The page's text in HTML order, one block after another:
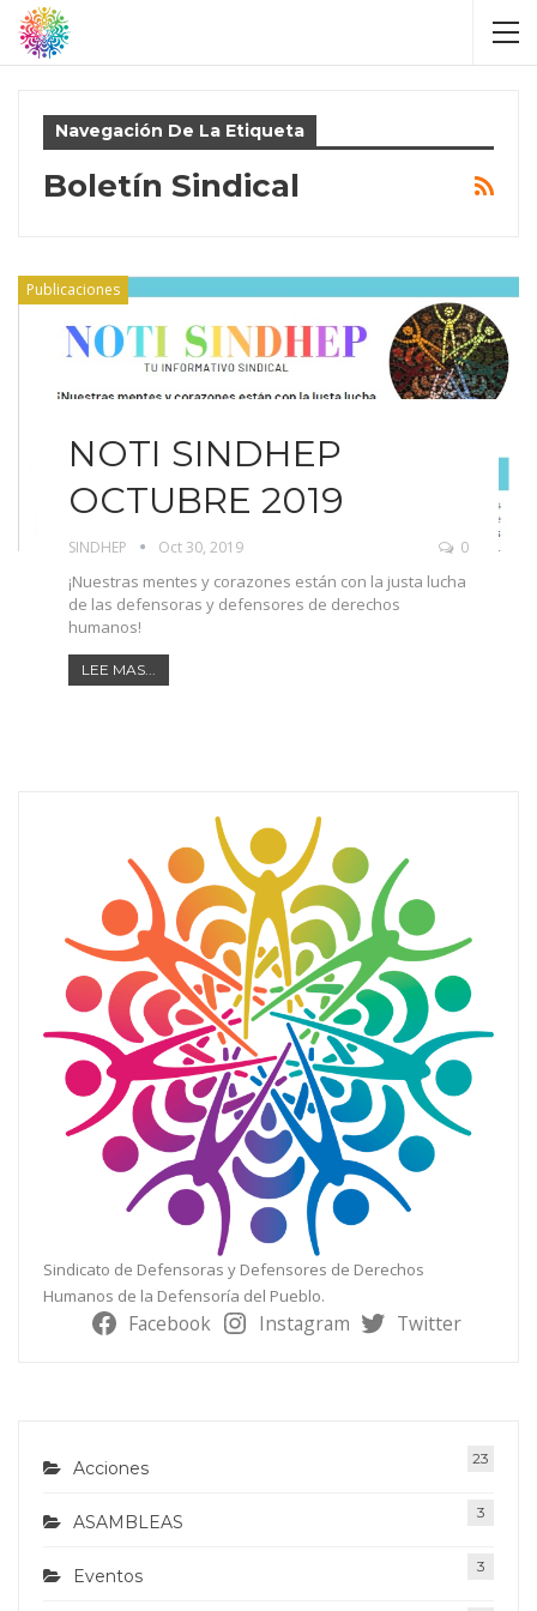
Navegación De La Etiqueta
Boletín Sindical
Publicaciones
NOTI SINDHEP
OCTUBRE 2019
SINDHEP Oct 30, 2019 0
¡Nuestras mentes y corazones están con la justa lucha
de las defensoras y defensores de derechos
humanos!
LEE MAS...
Sindicato de Defensoras y Defensores de Derechos
Humanos de la Defensoría del Pueblo.
Facebook Instagram Twitter
Acciones 23
ASAMBLEAS 3
Eventos 3